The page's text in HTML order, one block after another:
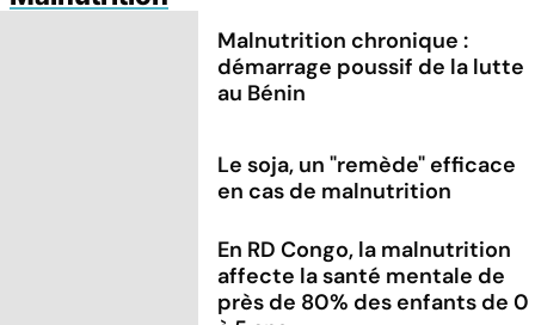
Malnutrition chronique :
démarrage poussif de la lutte
au Bénin
Le soja, un "remède" efficace
en cas de malnutrition
En RD Congo, la malnutrition
affecte la santé mentale de
près de 80% des enfants de 0